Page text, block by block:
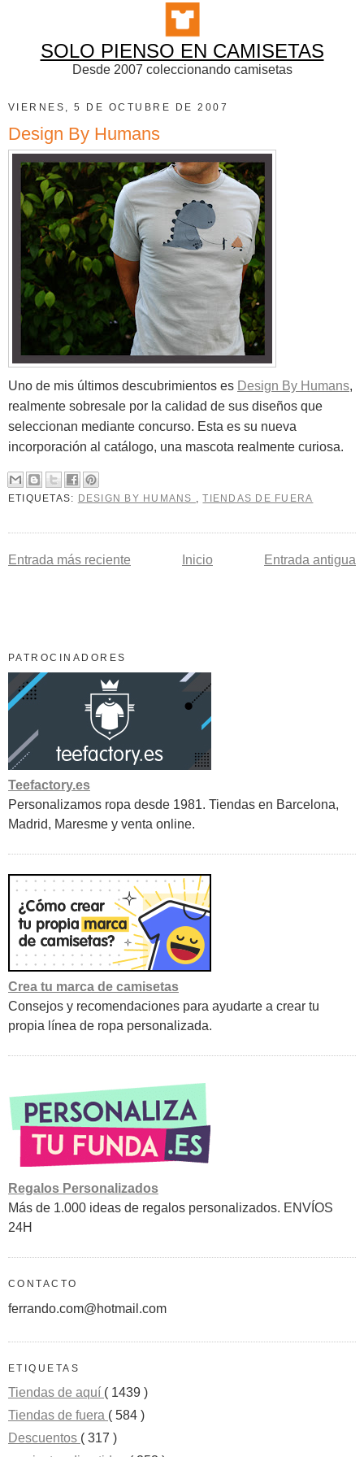
SOLO PIENSO EN CAMISETAS
Desde 2007 coleccionando camisetas
VIERNES, 5 DE OCTUBRE DE 2007
Design By Humans
Uno de mis últimos descubrimientos es Design By Humans,
realmente sobresale por la calidad de sus diseños que
seleccionan mediante concurso. Esta es su nueva
incorporación al catálogo, una mascota realmente curiosa.
ETIQUETAS: DESIGN BY HUMANS ,TIENDAS DE FUERA
Entrada más reciente Entrada antigua
Inicio
PATROCINADORES
Teefactory.es
Personalizamos ropa desde 1981. Tiendas en Barcelona,
Madrid, Maresme y venta online.
Crea tu marca de camisetas
Consejos y recomendaciones para ayudarte a crear tu
propia línea de ropa personalizada.
Regalos Personalizados
Más de 1.000 ideas de regalos personalizados. ENVÍOS
24H
CONTACTO
ferrando.com@hotmail.com
ETIQUETAS
Tiendas de aquí ( 1439 )
Tiendas de fuera ( 584 )
Descuentos ( 317 )